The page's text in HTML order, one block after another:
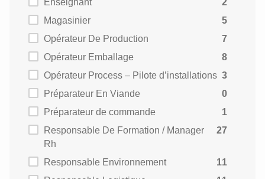
Enseignant
2
Magasinier
5
Opérateur De Production
7
Opérateur Emballage
8
Opérateur Process – Pilote d’installations 3
Préparateur En Viande
0
Préparateur de commande
1
Responsable De Formation / Manager
Rh
27
Responsable Environnement
11